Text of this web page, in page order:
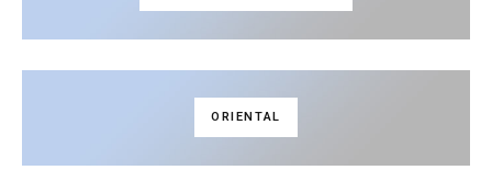
ORIENTAL